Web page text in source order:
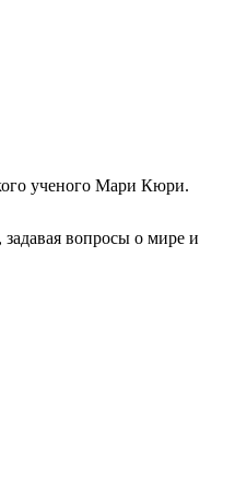
ученого Мари Кюри.
вопросы о мире и